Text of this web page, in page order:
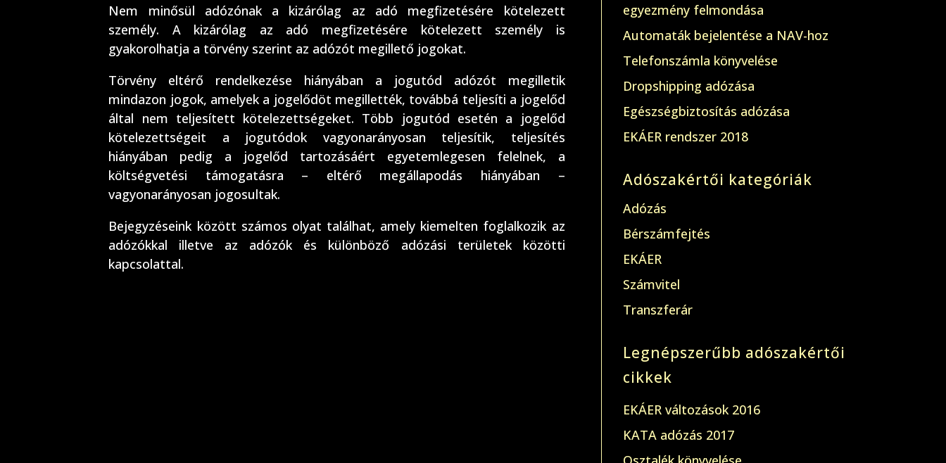
Nem minősül adózónak a kizárólag az adó megfizetésére kötelezett
személy. A kizárólag az adó megfizetésére kötelezett személy is
gyakorolhatja a törvény szerint az adózót megillető jogokat.
Törvény eltérő rendelkezése hiányában a jogutód adózót megilletik
mindazon jogok, amelyek a jogelődöt megillették, továbbá teljesíti a jogelőd
által nem teljesített kötelezettségeket. Több jogutód esetén a jogelőd
kötelezettségeit a jogutódok vagyonarányosan teljesítik, teljesítés
hiányában pedig a jogelőd tartozásáért egyetemlegesen felelnek, a
költségvetési támogatásra – eltérő megállapodás hiányában –
vagyonarányosan jogosultak.
Bejegyzéseink között számos olyat találhat, amely kiemelten foglalkozik az
adózókkal illetve az adózók és különböző adózási területek közötti
kapcsolattal.
egyezmény felmondása
Automaták bejelentése a NAV-hoz
Telefonszámla könyvelése
Dropshipping adózása
Egészségbiztosítás adózása
EKÁER rendszer 2018
Adószakértői kategóriák
Adózás
Bérszámfejtés
EKÁER
Számvitel
Transzferár
Legnépszerűbb adószakértői
cikkek
EKÁER változások 2016
KATA adózás 2017